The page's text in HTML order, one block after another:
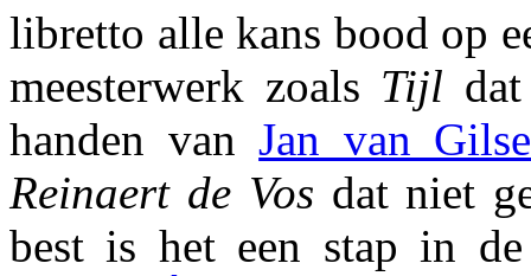
libretto alle kans bood op
meesterwerk zoals Tijl
handen vanJan van Gilse
Reinaert de Vos dat niet
best is het een stap in